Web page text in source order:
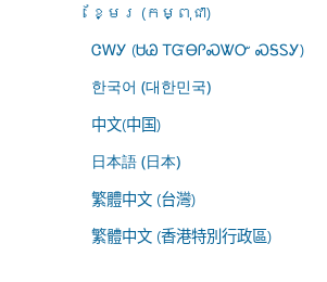
ខ្មែរ (កម្ពុជា)
ᏣᎳᎩ (ᏌᏊ ᎢᏳᎾᎵᏍᏔᏅ ᏍᎦᏚᎩ)
한국어 (대한민국)
中文(中国)
日本語 (日本)
繁體中文 (台灣)
繁體中文 (香港特別行政區)